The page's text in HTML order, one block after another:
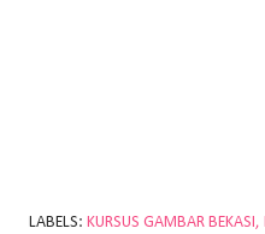
LABELS: KURSUS GAMBAR BEKASI